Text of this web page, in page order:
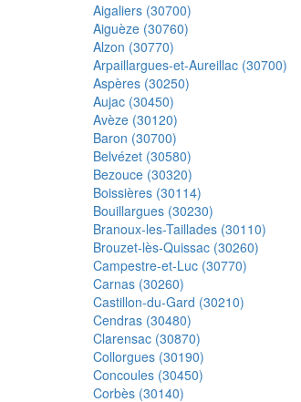
Aigaliers (30700)
Aiguèze (30760)
Alzon (30770)
Arpaillargues-et-Aureillac (30700)
Aspères (30250)
Aujac (30450)
Avèze (30120)
Baron (30700)
Belvézet (30580)
Bezouce (30320)
Boissières (30114)
Bouillargues (30230)
Branoux-les-Taillades (30110)
Brouzet-lès-Quissac (30260)
Campestre-et-Luc (30770)
Carnas (30260)
Castillon-du-Gard (30210)
Cendras (30480)
Clarensac (30870)
Collorgues (30190)
Concoules (30450)
Corbès (30140)